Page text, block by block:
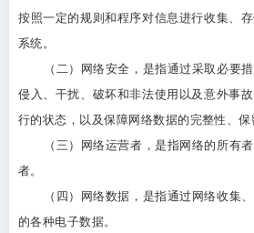
按照一定的规则和程序对信息进行收集、
系统。
（二）网络安全，是指通过采取必要
侵入、干扰、破坏和非法使用以及意外事
行的状态，以及保障网络数据的完整性、保
（三）网络运营者，是指网络的所有
者。
（四）网络数据，是指通过网络收集
的各种电子数据。